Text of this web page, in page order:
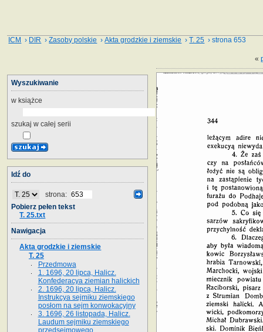
ICM › DIR ›Zasoby polskie ›Akta grodzkie i ziemskie ›T. 25 › strona 653
«
Wyszukiwanie
w książce
szukaj w całej serii
Idź do
strona:
Pobierz pełen tekst
T. 25.txt
Nawigacja
Akta grodzkie i ziemskie
T. 25
Przedmowa
1. 1696, 20 lipca, Halicz.
Konfederacya ziemian halickich
2. 1696, 20 lipca, Halicz.
Instrukcya sejmiku ziemskiego
posłom na sejm konwokacyjny
3. 1696, 26 listopada, Halicz.
Laudum sejmiku ziemskiego
przedsejmowego